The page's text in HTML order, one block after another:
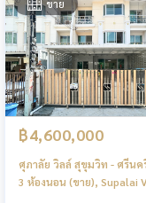
ขาย
฿4,600,000
ศุภาลัย วิลล์ สุขุมวิท - ศรีน
3 ห้องนอน (ขาย), Supalai